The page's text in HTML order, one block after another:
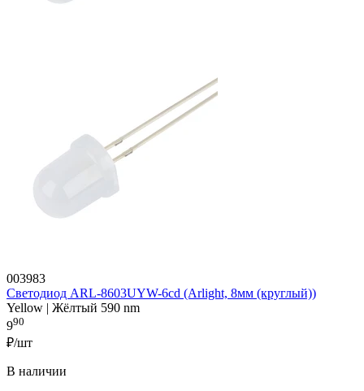
003983
Светодиод ARL-8603UYW-6cd (Arlight, 8мм (круглый))
Yellow | Жёлтый 590 nm
990
₽/шт
В наличии